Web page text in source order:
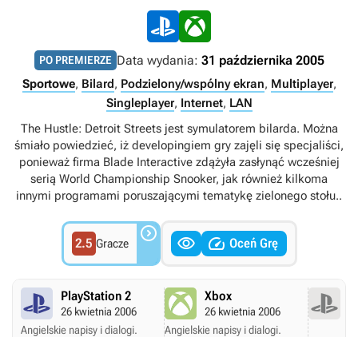
PO PREMIERZE Data wydania: 31 października 2005
Sportowe, Bilard, Podzielony/wspólny ekran, Multiplayer,
Singleplayer, Internet, LAN
The Hustle: Detroit Streets jest symulatorem bilarda. Można
śmiało powiedzieć, iż developingiem gry zajęli się specjaliści,
ponieważ firma Blade Interactive zdążyła zasłynąć wcześniej
serią World Championship Snooker, jak również kilkoma
innymi programami poruszającymi tematykę zielonego stołu..
2.5 Gracze    Oceń Grę
PlayStation 2
26 kwietnia 2006
Angielskie napisy i dialogi.
Xbox
26 kwietnia 2006
Angielskie napisy i dialogi.